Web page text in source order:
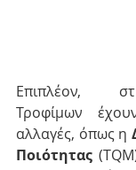
Επιπλέον,
Τροφίμων
αλλαγές, όπως η
Ποιότητας